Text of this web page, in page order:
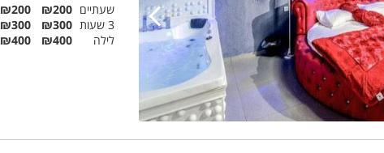
שעתיים ₪200
₪200
3 שעות
₪300
₪300
לילה
₪400
₪400